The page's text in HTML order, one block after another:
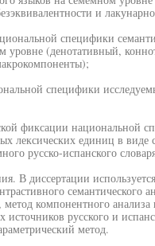
и
специфики
уровне (денотативный,
специфики
фиксации национальной
лексических единиц в виде
русско-испанского
В диссертации
семантического
метод компонентного анализа
источников русского и
метод.